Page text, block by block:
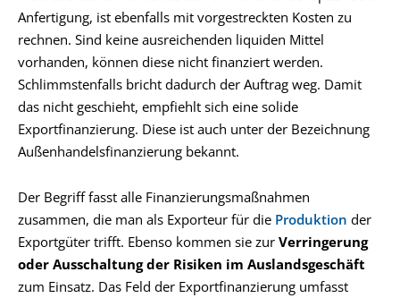
Anfertigung, ist ebenfalls mit vorgestreckten Kosten zu
rechnen. Sind keine ausreichenden liquiden Mittel
vorhanden, können diese nicht finanziert werden.
Schlimmstenfalls bricht dadurch der Auftrag weg. Damit
das nicht geschieht, empfiehlt sich eine solide
Exportfinanzierung. Diese ist auch unter der Bezeichnung
Außenhandelsfinanzierung bekannt.
Der Begriff fasst alle Finanzierungsmaßnahmen
zusammen, die man als Exporteur für die Produktion der
Exportgüter trifft. Ebenso kommen sie zur Verringerung
oder Ausschaltung der Risiken im Auslandsgeschäft
zum Einsatz. Das Feld der Exportfinanzierung umfasst